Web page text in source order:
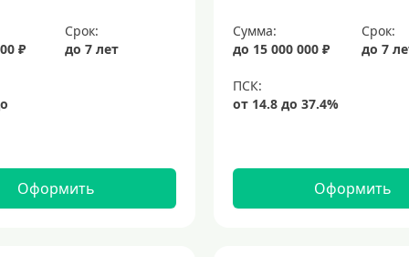
₽
Срок:
до 7 лет
Оформить
Сумма:
до 15 000 000 ₽
Срок:
до 7
Оформить